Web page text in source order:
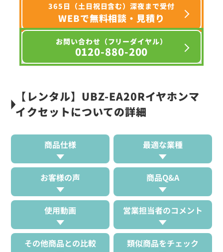
365日（土日祝日含む）深夜まで受付
WEBで無料相談・見積り
お問い合わせ（フリーダイヤル）
0120-880-200
【レンタル】UBZ-EA20Rイヤホンマ
イクセットについての詳細
商品仕様 最適な業種
お客様の声 商品Q&A
使用動画 営業担当者のコメント
その他商品との比較 類似商品をチェック